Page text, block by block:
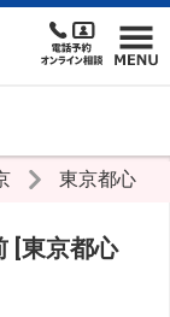
東京都心
[東京都心